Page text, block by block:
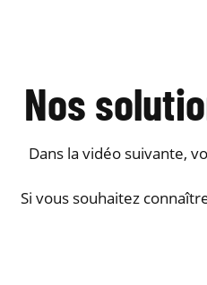
Nos
Dans la vidéo suivante,
Si vous souhaitez